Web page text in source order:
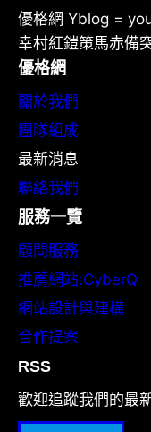
優格網 Yblog =
幸村紅鎧策馬赤備
優格網
關於我們
團隊組成
最新消息
聯絡我們
服務一覽
顧問服務
推薦網站:CyberQ
網站設計與建構
合作提案
RSS
歡迎追蹤我們的最